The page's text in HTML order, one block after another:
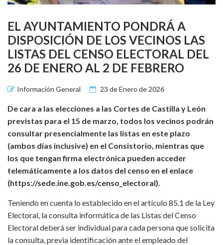
EL AYUNTAMIENTO PONDRÁ A
DISPOSICIÓN DE LOS VECINOS LAS
LISTAS DEL CENSO ELECTORAL DEL
26 DE ENERO AL 2 DE FEBRERO
Información General 23 de Enero de 2026
De cara a las elecciones a las Cortes de Castilla y León
previstas para el 15 de marzo, todos los vecinos podrán
consultar presencialmente las listas en este plazo
(ambos días inclusive) en el Consistorio, mientras que
los que tengan firma electrónica pueden acceder
telemáticamente a los datos del censo en el enlace
(https://sede.ine.gob.es/censo_electoral).
Teniendo en cuenta lo establecido en el artículo 85.1 de la Ley
Electoral, la consulta informática de las Listas del Censo
Electoral deberá ser individual para cada persona que solicita
la consulta, previa identificación ante el empleado del